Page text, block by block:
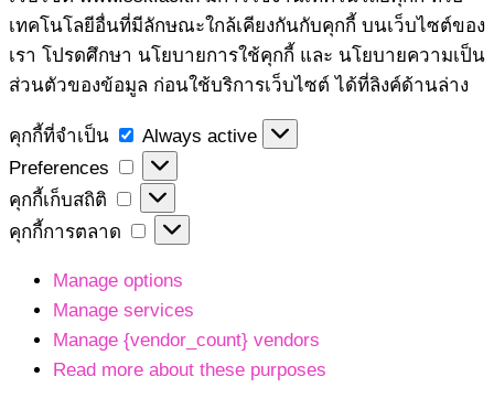
เทคโนโลยีอื่นที่มีลักษณะใกล้เคียงกันกับคุกกี้ บนเว็บไซต์ของ
เรา โปรดศึกษา นโยบายการใช้คุกกี้ และ นโยบายความเป็น
ส่วนตัวของข้อมูล ก่อนใช้บริการเว็บไซต์ ได้ที่ลิงค์ด้านล่าง
คุกกี้ที่จำเป็น
คุกกี้
ที่
จำเป็น
Always active
Preferences
Preferences
คุกกี้เก็บสถิติ
คุกกี้
เก็บ
คุกกี้การตลาด
คุกกี้
ตลาด
Manage options
Manage services
Manage {vendor_count} vendors
Read more about these purposes